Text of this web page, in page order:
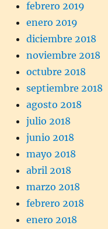
febrero 2019
enero 2019
diciembre 2018
noviembre 2018
octubre 2018
septiembre 2018
agosto 2018
julio 2018
junio 2018
mayo 2018
abril 2018
marzo 2018
febrero 2018
enero 2018